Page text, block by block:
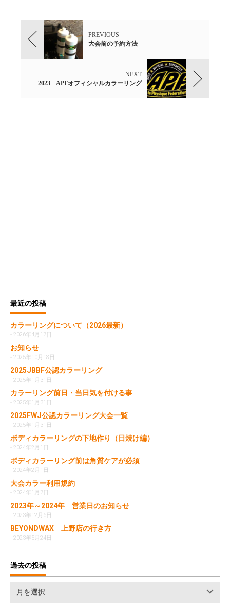
PREVIOUS
大会前の予約方法
NEXT
2023 APFオフィシャルカラーリング
最近の投稿
カラーリングについて（2026最新）
2026年4月17日
お知らせ
2025年10月18日
2025JBBF公認カラーリング
2025年1月31日
カラーリング前日・当日気を付ける事
2025年1月31日
2025FWJ公認カラーリング大会一覧
2025年1月31日
ボディカラーリングの下地作り（日焼け編）
2024年2月1日
ボディカラーリング前は角質ケアが必須
2024年2月1日
大会カラー利用規約
2024年1月7日
2023年～2024年 営業日のお知らせ
2023年12月6日
BEYONDWAX 上野店の行き方
2023年5月24日
過去の投稿
月を選択